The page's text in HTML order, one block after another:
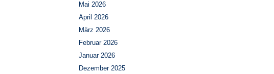
Mai 2026
April 2026
März 2026
Februar 2026
Januar 2026
Dezember 2025